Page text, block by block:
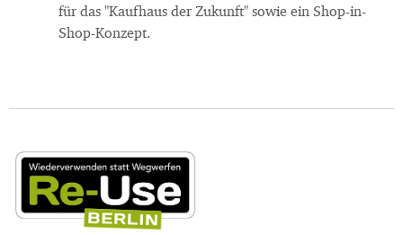
für das "Kaufhaus der Zukunft" sowie ein Shop-in-
Shop-Konzept.